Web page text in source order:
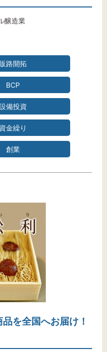
醸造業
路開拓
BCP
備投資
資金繰り
創業
を全国へお届け！